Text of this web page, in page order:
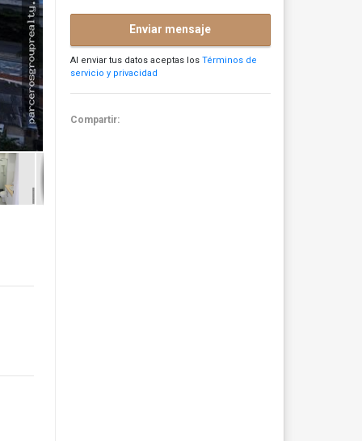
Enviar mensaje
Al enviar tus datos aceptas los Términos de
servicio y privacidad
Compartir: